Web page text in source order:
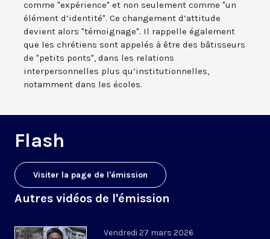
comme "expérience" et non seulement comme "un
élément d’identité". Ce changement d’attitude
devient alors "témoignage". Il rappelle également
que les chrétiens sont appelés à être des bâtisseurs
de "petits ponts", dans les relations
interpersonnelles plus qu’institutionnelles,
notamment dans les écoles.
Flash
Visiter la page de l'émission
Autres vidéos de l'émission
Vendredi 27 mars 2026